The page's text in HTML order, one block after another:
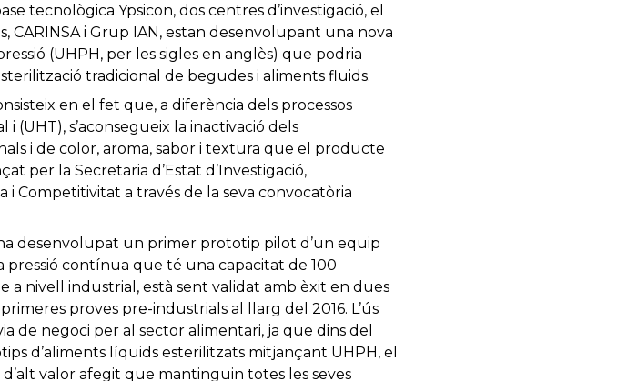
tecnològica Ypsicon, dos centres d’investigació, el
CARINSA i Grup IAN, estan desenvolupant una nova
(UHPH, per les sigles en anglès) que podria
tradicional de begudes i aliments fluids.
en el fet que, a diferència dels processos
(UHT), s’aconsegueix la inactivació dels
i de color, aroma, sabor i textura que el producte
per la Secretaria d’Estat d’Investigació,
i Competitivitat a través de la seva convocatòria
desenvolupat un primer prototip pilot d’un equip
contínua que té una capacitat de 100
a nivell industrial, està sent validat amb èxit en dues
proves pre-industrials al llarg del 2016. L’ús
de negoci per al sector alimentari, ja que dins del
d’aliments líquids esterilitzats mitjançant UHPH, el
valor afegit que mantinguin totes les seves